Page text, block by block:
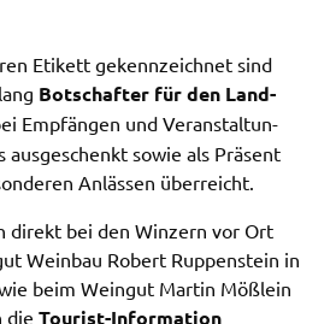
Etikett gekenn­zeich­net sind
Botschaf­ter für den Land­
Empfän­gen und Veran­stal­tun­
ausge­schenkt sowie als Präsent
Anläs­sen über­reicht.
direkt bei den Winzern vor Ort
Wein­bau Robert Ruppen­stein in
beim Wein­gut Martin Mößlein
die Tourist-Infor­ma­ti­on
Breitband und
Kartendienst
Tool Matomo